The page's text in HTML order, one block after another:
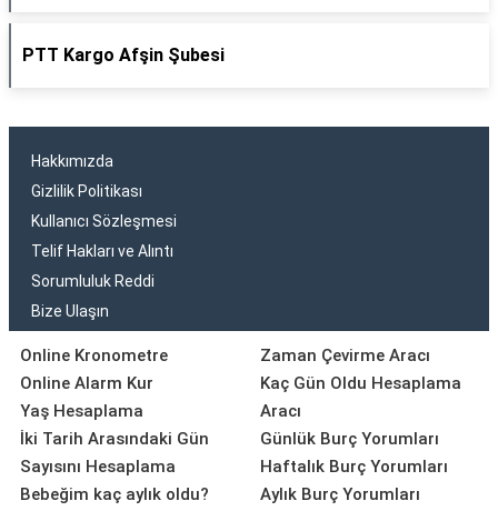
PTT Kargo Afşin Şubesi
Hakkımızda
Gizlilik Politikası
Kullanıcı Sözleşmesi
Telif Hakları ve Alıntı
Sorumluluk Reddi
Bize Ulaşın
Online Kronometre
Online Alarm Kur
Yaş Hesaplama
İki Tarih Arasındaki Gün
Sayısını Hesaplama
Bebeğim kaç aylık oldu?
Zaman Çevirme Aracı
Kaç Gün Oldu Hesaplama
Aracı
Günlük Burç Yorumları
Haftalık Burç Yorumları
Aylık Burç Yorumları